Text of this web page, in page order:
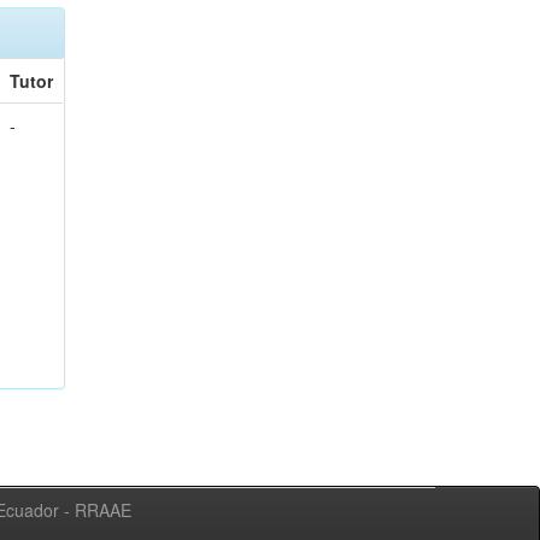
Tutor
-
- RRAAE